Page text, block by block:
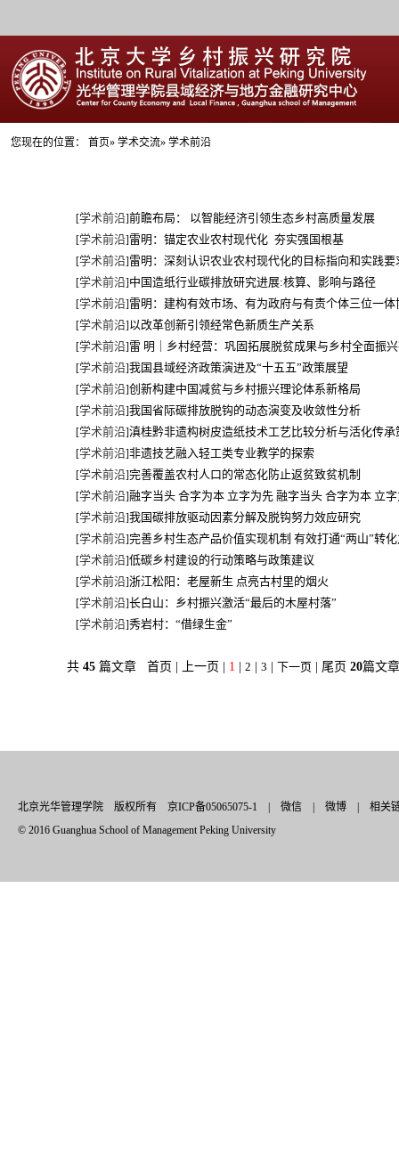
您现在的位置： 首页» 学术交流» 学术前沿
[学术前沿]前瞻布局： 以智能经济引领生态乡村高质量发展
[学术前沿]雷明：锚定农业农村现代化 夯实强国根基
[学术前沿]雷明：深刻认识农业农村现代化的目标指向和实践要
[学术前沿]中国造纸行业碳排放研究进展:核算、影响与路径
[学术前沿]雷明：建构有效市场、有为政府与有责个体三位一
[学术前沿]以改革创新引领经常色新质生产关系
[学术前沿]雷 明｜乡村经营：巩固拓展脱贫成果与乡村全面振
[学术前沿]我国县域经济政策演进及“十五五”政策展望
[学术前沿]创新构建中国减贫与乡村振兴理论体系新格局
[学术前沿]我国省际碳排放脱钩的动态演变及收敛性分析
[学术前沿]滇桂黔非遗构树皮造纸技术工艺比较分析与活化传承
[学术前沿]非遗技艺融入轻工类专业教学的探索
[学术前沿]完善覆盖农村人口的常态化防止返贫致贫机制
[学术前沿]融字当头 合字为本 立字为先 融字当头 合字为本 立
[学术前沿]我国碳排放驱动因素分解及脱钩努力效应研究
[学术前沿]完善乡村生态产品价值实现机制 有效打通“两山”转
[学术前沿]低碳乡村建设的行动策略与政策建议
[学术前沿]浙江松阳：老屋新生 点亮古村里的烟火
[学术前沿]长白山：乡村振兴激活“最后的木屋村落”
[学术前沿]秀岩村：“借绿生金”
共45 篇文章 首页 | 上一页 | 1 |2 |3 |下一页 | 尾页20篇文
北京光华管理学院 版权所有 京ICP备05065075-1 | 微信 微博
相关
© 2016 Guanghua School of Management Peking University